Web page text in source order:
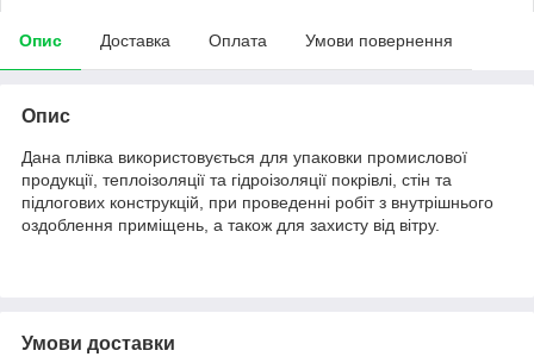
Опис Доставка Оплата Умови повернення
Опис
Дана плівка використовується для упаковки промислової
продукції, теплоізоляції та гідроізоляції покрівлі, стін та
підлогових конструкцій, при проведенні робіт з внутрішнього
оздоблення приміщень, а також для захисту від вітру.
Умови доставки